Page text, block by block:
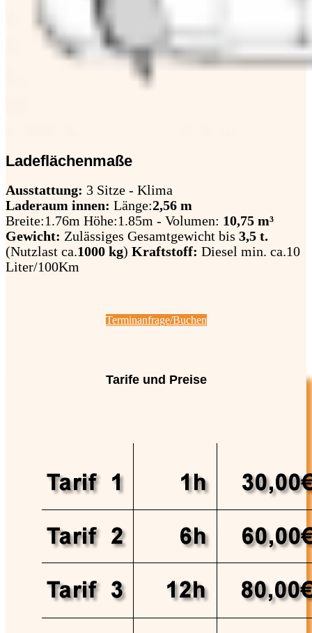
Ladeflächenmaße
Ausstattung: 3 Sitze - Klima
Laderaum innen: Länge:2,56 m
Breite:1.76m Höhe:1.85m - Volumen: 10,75 m³
Gewicht: Zulässiges Gesamtgewicht bis 3,5 t.
(Nutzlast ca.1000 kg) Kraftstoff: Diesel min. ca.10
Liter/100Km
Terminanfrage/Buchen
Tarife und Preise